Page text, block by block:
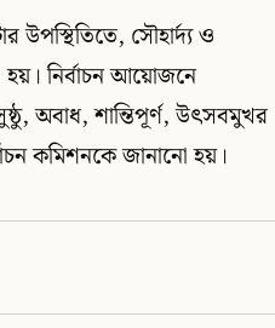
উপস্থিতিতে, সৌহার্দ্য ও
হয়। নির্বাচন আয়োজনে
অবাধ, শান্তিপূর্ণ, উৎসবমুখর
কমিশনকে জানানো হয়।